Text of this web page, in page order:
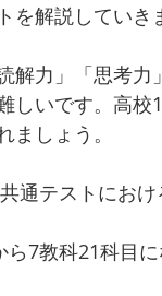
解説していき
解力」「思考
しいです。高
ましょう。
通テストにおけ
7教科21科目に